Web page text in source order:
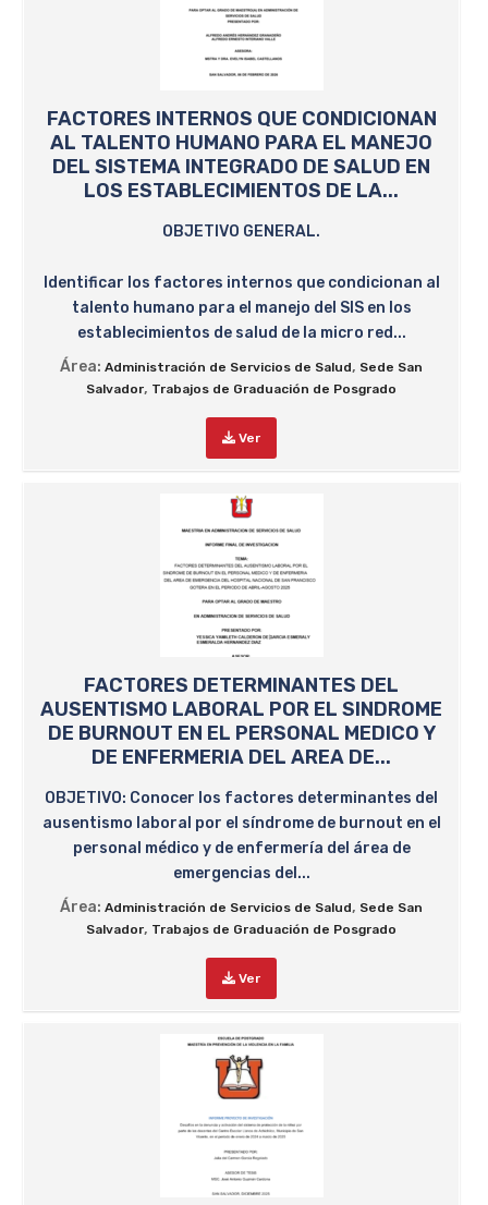
FACTORES INTERNOS QUE CONDICIONAN
AL TALENTO HUMANO PARA EL MANEJO
DEL SISTEMA INTEGRADO DE SALUD EN
LOS ESTABLECIMIENTOS DE LA...
OBJETIVO GENERAL.
Identificar los factores internos que condicionan al
talento humano para el manejo del SIS en los
establecimientos de salud de la micro red...
Área: Administración de Servicios de Salud, Sede San
Salvador, Trabajos de Graduación de Posgrado
Ver
FACTORES DETERMINANTES DEL
AUSENTISMO LABORAL POR EL SINDROME
DE BURNOUT EN EL PERSONAL MEDICO Y
DE ENFERMERIA DEL AREA DE...
OBJETIVO: Conocer los factores determinantes del
ausentismo laboral por el síndrome de burnout en el
personal médico y de enfermería del área de
emergencias del...
Área: Administración de Servicios de Salud, Sede San
Salvador, Trabajos de Graduación de Posgrado
Ver